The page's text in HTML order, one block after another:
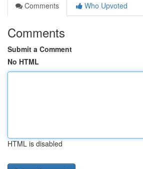
Comments
Who Upvoted
Comments
Submit a Comment
No HTML
HTML is disabled